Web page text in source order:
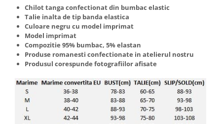
Chilot tanga confectionat din bumbac elastic
Talie inalta de tip banda elastica
Culoare negru cu model imprimat
Model imprimat
Compozitie 95% bumbac, 5% elastan
Produse romanesti confectionate in atelierul nostru
Produsul corespunde fotografiilor afisate